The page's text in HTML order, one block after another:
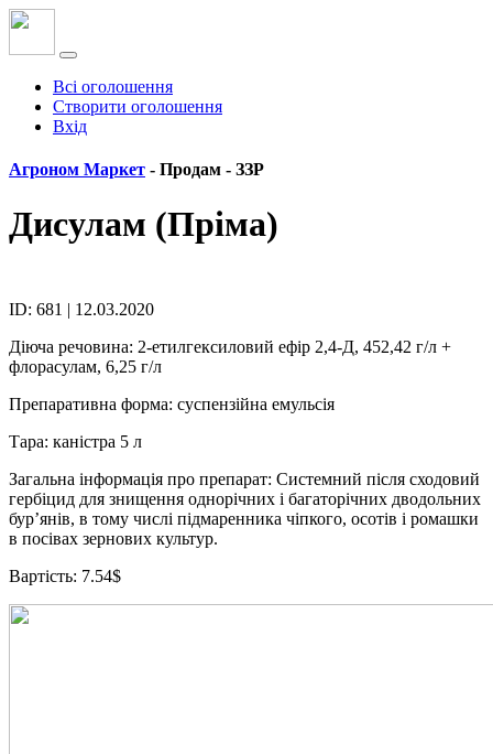
Всі оголошення
Створити оголошення
Вхід
Агроном Маркет - Продам - ЗЗР
Дисулам (Пріма)
ID: 681 | 12.03.2020
Діюча речовина: 2-етилгексиловий ефір 2,4-Д, 452,42 г/л +
флорасулам, 6,25 г/л
Препаративна форма: суспензійна емульсія
Тара: каністра 5 л
Загальна інформація про препарат: Системний після сходовий
гербіцид для знищення однорічних і багаторічних дводольних
бур’янів, в тому числі підмаренника чіпкого, осотів і ромашки
в посівах зернових культур.
Вартість: 7.54$